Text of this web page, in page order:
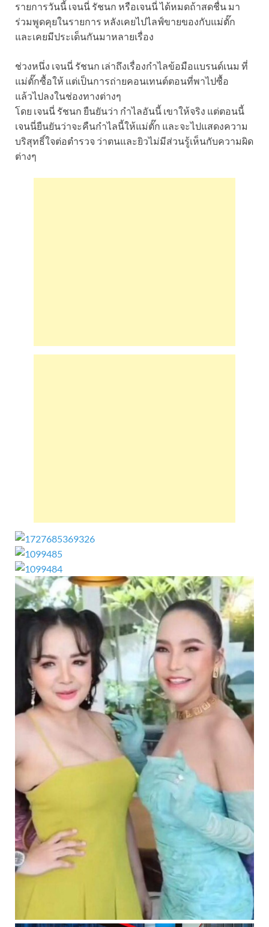
รายการวันนี้ เจนนี่ รัชนก หรือเจนนี่ ได้หมดถ้าสดชื่น มา
ร่วมพูดคุยในรายการ หลังเคยไปไลฟ์ขายของกับแม่ตั๊ก
และเคยมีประเด็นกันมาหลายเรื่อง
ช่วงหนึ่ง เจนนี่ รัชนก เล่าถึงเรื่องกำไลข้อมือแบรนด์เนม ที่
แม่ตั๊กซื้อให้ แต่เป็นการถ่ายคอนเทนต์ตอนที่พาไปซื้อ
แล้วไปลงในช่องทางต่างๆ
โดย เจนนี่ รัชนก ยืนยันว่า กำไลอันนี้ เขาให้จริง แต่ตอนนี้
เจนนี่ยืนยันว่าจะคืนกำไลนี้ให้แม่ตั๊ก และจะไปแสดงความ
บริสุทธิ์ใจต่อตำรวจ ว่าตนและยิวไม่มีส่วนรู้เห็นกับความผิด
ต่างๆ